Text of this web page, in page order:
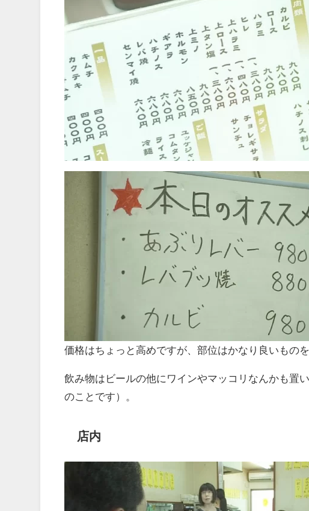
価格はちょっと高めですが、部位はかなり良いもの
飲み物はビールの他にワインやマッコリなんかも置
のことです）。
店内